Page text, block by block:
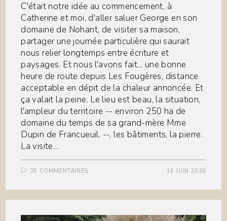
C'était notre idée au commencement, à
Catherine et moi, d'aller saluer George en son
domaine de Nohant, de visiter sa maison,
partager une journée particulière qui saurait
nous relier longtemps entre écriture et
paysages. Et nous l'avons fait... une bonne
heure de route depuis Les Fougères, distance
acceptable en dépit de la chaleur annoncée. Et
ça valait la peine. Le lieu est beau, la situation,
l'ampleur du territoire -- environ 250 ha de
domaine du temps de sa grand-mère Mme
Dupin de Francueuil. --, les bâtiments, la pierre.
La visite…
35 COMMENTAIRES 16 JUIN 2026